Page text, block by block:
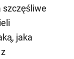
szczęśliwe
jaka